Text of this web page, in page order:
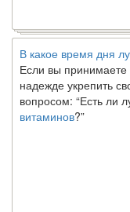
В какое время дня
Если вы принимаете
надежде укрепить
вопросом: “Есть ли
витаминов ?”